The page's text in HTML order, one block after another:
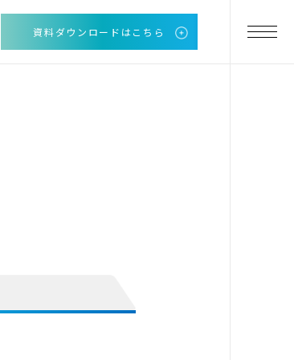
資料ダウンロードはこちら